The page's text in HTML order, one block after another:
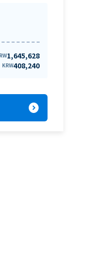
1,645,628
KRW408,240
expand_circle_right